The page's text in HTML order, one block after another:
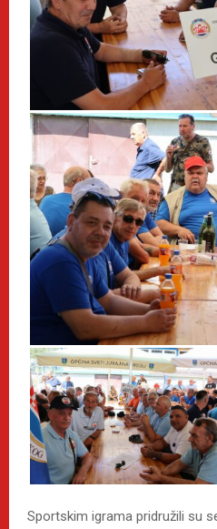
Sportskim igrama pridružili su